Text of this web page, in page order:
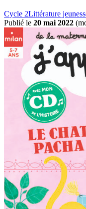
Cycle 2Littérature
Publié le 20 mai 2022 (